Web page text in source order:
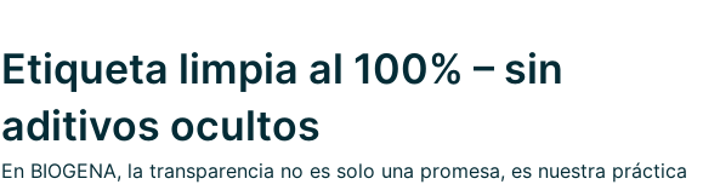
Etiqueta limpia al 100% – sin
aditivos ocultos
En BIOGENA, la transparencia no es solo una promesa, es nuestra práctica